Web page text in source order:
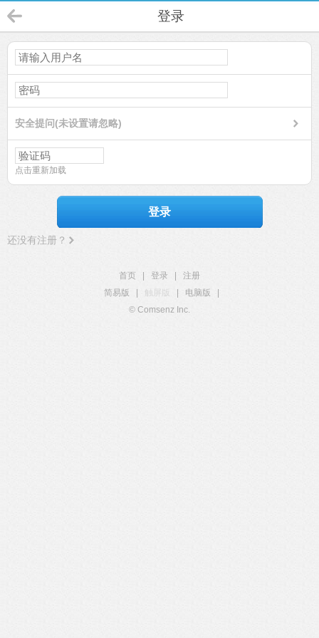
登录
安全提问(未设置请忽略)
点击重新加载
登录
还没有注册？
首页 登录
注册
简易版
触屏版 电脑版
© Comsenz Inc.